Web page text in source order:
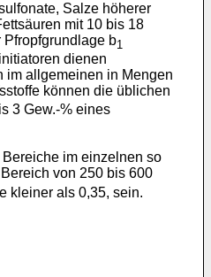
Salze höherer
mit 10 bis 18
Pfropfgrundlage b1
dienen
im allgemeinen in Mengen
können die üblichen
3 Gew.-% eines
im einzelnen so
von 250 bis 600
kleiner als 0,35, sein.